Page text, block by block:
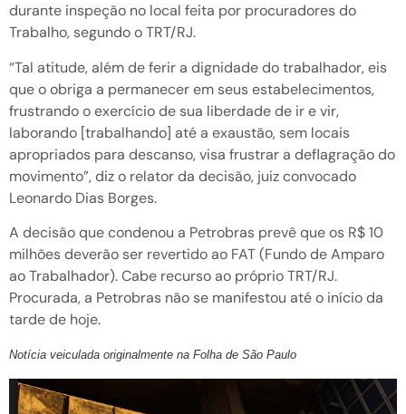
durante inspeção no local feita por procuradores do
Trabalho, segundo o TRT/RJ.
“Tal atitude, além de ferir a dignidade do trabalhador, eis
que o obriga a permanecer em seus estabelecimentos,
frustrando o exercício de sua liberdade de ir e vir,
laborando [trabalhando] até a exaustão, sem locais
apropriados para descanso, visa frustrar a deflagração do
movimento”, diz o relator da decisão, juiz convocado
Leonardo Dias Borges.
A decisão que condenou a Petrobras prevê que os R$ 10
milhões deverão ser revertido ao FAT (Fundo de Amparo
ao Trabalhador). Cabe recurso ao próprio TRT/RJ.
Procurada, a Petrobras não se manifestou até o início da
tarde de hoje.
Notícia veiculada originalmente na Folha de São Paulo